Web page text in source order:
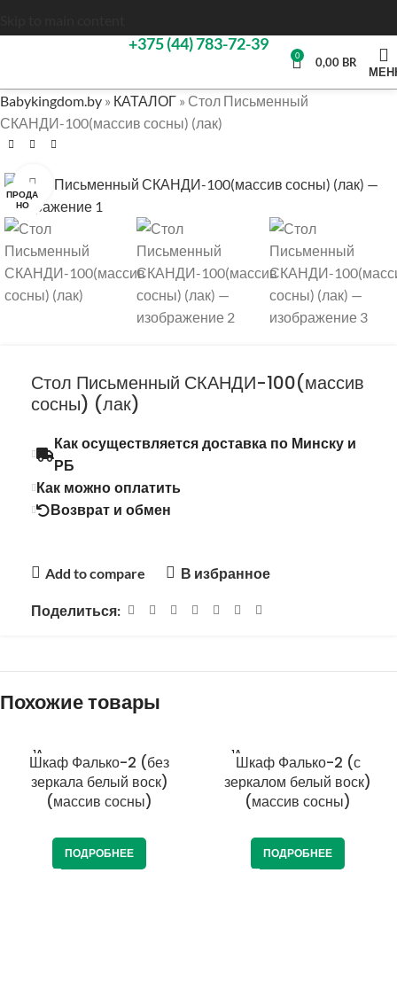
+375 (44) 783-72-39
0 0,00 BR
Babykingdom.by » КАТАЛОГ » Стол Письменный
СКАНДИ-100(массив сосны) (лак)
ПРОДА
НО
Нажмите, чтобы увеличить
Стол Письменный СКАНДИ-100(массив
сосны) (лак)
Как осуществляется доставка по Минску и
РБ
Как можно оплатить
Возврат и обмен
Add to compare В избранное
Поделиться:
Похожие товары
ПРОДАШкаф Фалько-2 (без
зеркала белый воск)
(массив сосны)
ПОДРОБНЕЕ
ПРОДАШкаф Фалько-2 (с
зеркалом белый воск)
(массив сосны)
ПОДРОБНЕЕ